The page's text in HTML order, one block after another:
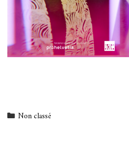
Categories
Non classé